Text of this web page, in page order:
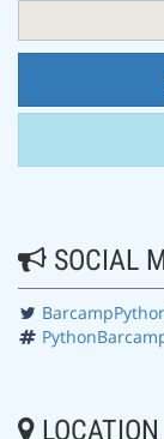
SOCIAL
LOCATION